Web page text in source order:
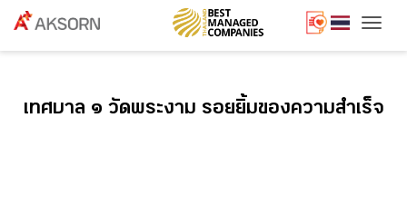
เทศบาล ๑ วัดพระงาม รอยยิ้มของความสำเร็จ